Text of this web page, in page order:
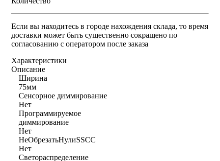
Если вы находитесь в городе нахождения склада, то время
доставки может быть существенно сокращено по
согласованию с оператором после заказа
Характеристики
Описание
Ширина
75мм
Сенсорное диммирование
Нет
Программируемое
диммирование
Нет
НеОбрезатьНулиSSCC
Нет
Светораспределение